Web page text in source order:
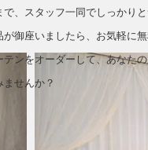
、スタッフ一同でしっかり
御座いましたら、お気軽に
ンをオーダーして、あなた
せんか？